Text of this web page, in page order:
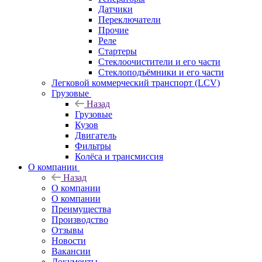
Датчики
Переключатели
Прочие
Реле
Стартеры
Стеклоочистители и его части
Стеклоподъёмники и его части
Легковой коммерческий транспорт (LCV)
Грузовые
Назад
Грузовые
Кузов
Двигатель
Фильтры
Колёса и трансмиссия
О компании
Назад
О компании
О компании
Преимущества
Производство
Отзывы
Новости
Вакансии